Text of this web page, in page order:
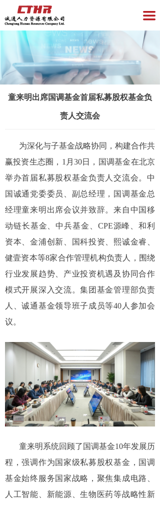
끀
首页
企业服务
员工服务
资讯与洞察
招聘专区
党员服务
童来明出席国调基金首届私募股权基金负
责人交流会
为深化与子基金战略协同，构建合作共
赢投资生态圈，1月30日，国调基金在北京
举办首届私募股权基金负责人交流会。中
国诚通党委委员、副总经理，国调基金总
经理童来明出席会议并致辞。来自中国移
动链长基金、中兵基金、CPE源峰、和利
资本、金浦创新、国科投资、熙诚金睿、
健壹资本等8家合作管理机构负责人，围绕
行业发展趋势、产业投资机遇及协同合作
模式开展深入交流。集团基金管理部负责
人、诚通基金领导班子成员等40人参加会
议。
童来明系统回顾了国调基金10年发展历
程，强调作为国家级私募股权基金，国调
基金始终服务国家战略，聚焦集成电路、
人工智能、新能源、生物医药等战略性新